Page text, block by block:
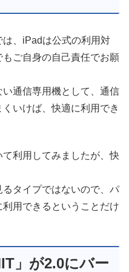
、iPadは公式の利用対
ご自身の自己責任でお願
通信専用機として、通信
いけば、快適に利用でき
利用してみましたが、快
タイプではないので、パ
用できるということだけ
」が2.0にバー